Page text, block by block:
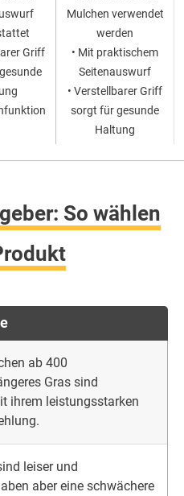
Griff
Mulchen verwendet
werden
• Mit praktischem
Seitenauswurf
• Verstellbarer Griff
sorgt für gesunde
Haltung
So wählen
ab 400
Gras sind
ihrem leistungsstarken
leiser und
aber eine schwächere